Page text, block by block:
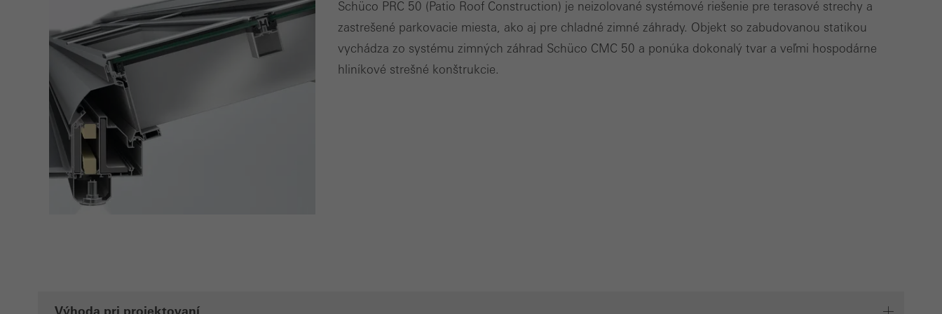
Schüco PRC 50 (Patio Roof Construction) je neizolované systémové riešenie pre terasové strechy a
zastrešené parkovacie miesta, ako aj pre chladné zimné záhrady. Objekt so zabudovanou statikou
vychádza zo systému zimných záhrad Schüco CMC 50 a ponúka dokonalý tvar a veľmi hospodárne
hliníkové strešné konštrukcie.
Výhoda pri projektovaní
Prerušiť Uložiť